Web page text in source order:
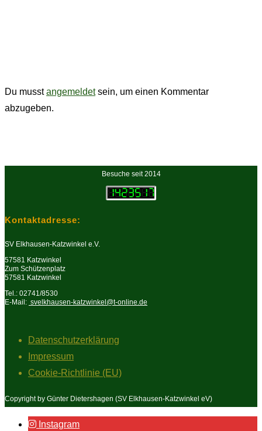
Du musstangemeldetsein, um einen Kommentar
abzugeben.
Besuche seit 2014
Kontaktadresse:
SV Elkhausen-Katzwinkel e.V.
57581 Katzwinkel
Zum Schützenplatz
57581 Katzwinkel
Tel.: 02741/8530
E-Mail: svelkhausen-katzwinkel@t-online.de
Datenschutzerklärung
Impressum
Cookie-Richtlinie (EU)
Copyright by Günter Dietershagen (SV Elkhausen-Katzwinkel eV)
Instagram